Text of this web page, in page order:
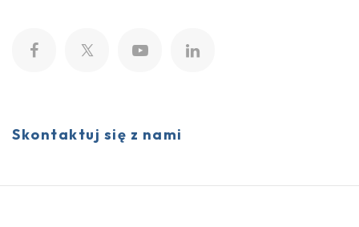
Skontaktuj się z nami